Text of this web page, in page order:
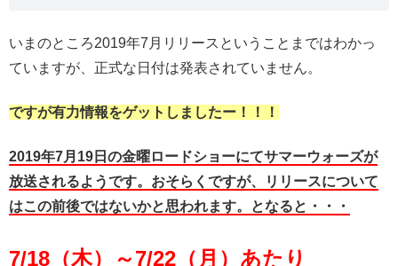
いまのところ2019年7月リリースということまではわかっ
ていますが、正式な日付は発表されていません。
ですが有力情報をゲットしましたー！！！
2019年7月19日の金曜ロードショーにてサマーウォーズが
放送されるようです。おそらくですが、リリースについて
はこの前後ではないかと思われます。となると・・・
7/18（木）～7/22（月）あたり